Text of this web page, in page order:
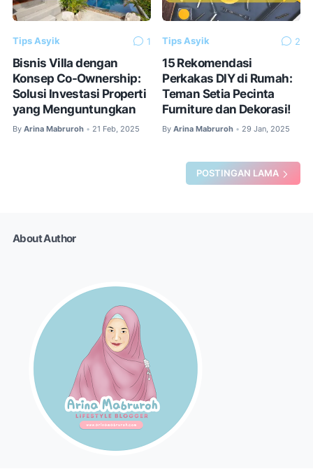
Tips Asyik 1
Bisnis Villa dengan
Konsep Co-Ownership:
Solusi Investasi Properti
yang Menguntungkan
By Arina Mabruroh • 21 Feb, 2025
Tips Asyik 2
15 Rekomendasi
Perkakas DIY di Rumah:
Teman Setia Pecinta
Furniture dan Dekorasi!
By Arina Mabruroh • 29 Jan, 2025
POSTINGAN LAMA
About Author